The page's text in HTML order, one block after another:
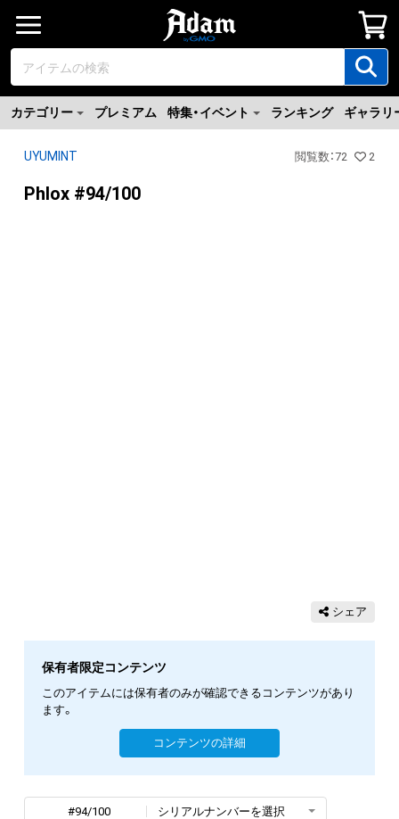
カテゴリー プレミアム 特集・イベント ランキング ギャラリ
UYUMINT 閲覧数 ：72 2
Phlox #94/100
シェア
保有者限定コンテンツ
このアイテムには保有者のみが確認できるコンテンツがあり
ます。
コンテンツの詳細
#94/100 シリアルナンバーを選択